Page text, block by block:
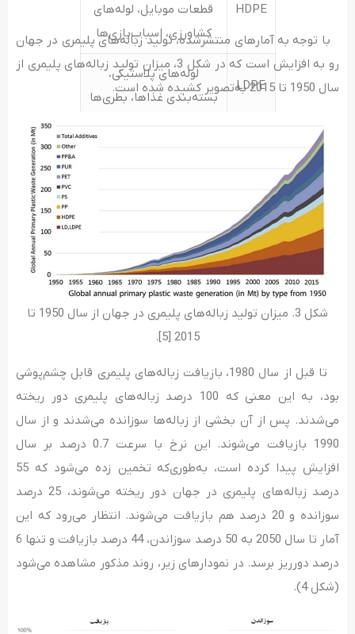
HDPE
قطعات موبایل، لوله‌های
کشاورزی، اسباب‌‌بازی‌‌‌‌ها
LDPE
لوله‌‌های پلاستیکی،
بسته‌‌بندی غذاها، بطری‌‌‌‌ها
PS
با توجه به آمارهای منتشرشده، تولید زباله‌‌‌های پلیمری در جهان
رو به ‌افزایش است که در شکل 3، میزان تولید زباله‌‌های پلیمری از
سال 1950 تا 2015 به‌‌تصویر کشیده شده است.
شکل 3. میزان تولید زباله‌‌های پلیمری در جهان از سال 1950 تا
2015 [5].
تا قبل از سال 1980، بازیافت زباله‌‌‌های پلیمری قابل چشم‌‌پوشی
بود، به‌ این معنی که 100 درصد زباله‌‌‌های پلیمری دور ریخته
می‌‌‌شدند. پس از آن بخشی از زباله‌‌ها سوزانده می‌شدند و از سال
1990 بازیافت می‌‌شوند. این نرخ با سرعت 0.7 درصد بر سال
افزایش پیدا کرده است، به‌‌طوری‌که تخمین زده می‌شود که 55
درصد زباله‌‌های پلیمری در جهان دور ریخته می‌شوند، 25 درصد
سوزانده و 20 درصد هم بازیافت می‌‌‌شوند. انتظار می‌‌رود که این
آمار تا سال 2050 به 50 درصد سوزاندن، 44 درصد بازیافت و تنها 6
درصد دورریز برسد. در نمودارهای زیر، روند مذکور مشاهده می‌شود
(شکل 4).